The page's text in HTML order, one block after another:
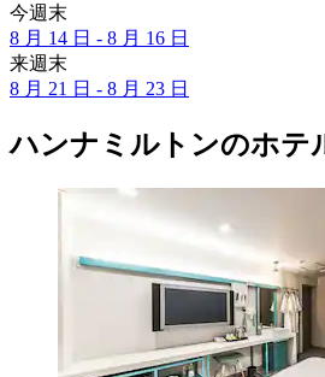
今週末
8 月 14 日 - 8 月 16 日
来週末
8 月 21 日 - 8 月 23 日
ハンナミルトンのホテ